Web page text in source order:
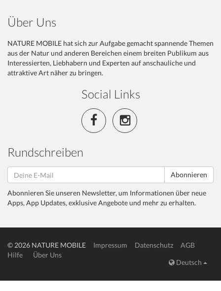
Über Uns
NATURE MOBILE hat sich zur Aufgabe gemacht spannende Themen
aus der Natur und anderen Bereichen einem breiten Publikum aus
Interessierten, Liebhabern und Experten auf anschauliche und
attraktive Art näher zu bringen.
Social Links
Rundschreiben
Abonnieren
Abonnieren Sie unseren Newsletter, um Informationen über neue
Apps, App Updates, exklusive Angebote und mehr zu erhalten.
© 2026 NATURE MOBILE Impressum Datenschutz
AGB
Hilfe
Über Uns
Deutsch